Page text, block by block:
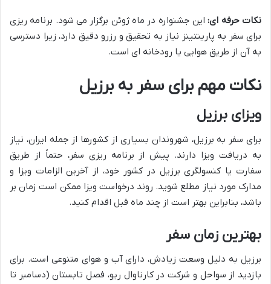
نکات حرفه ای:این جشنواره در ماه ژوئن برگزار می شود. برنامه ریزی
برای سفر به پارینتینز نیاز به تحقیق و رزرو دقیق دارد، زیرا دسترسی
به آن از طریق هوایی یا رودخانه ای است.
نکات مهم برای سفر به برزیل
ویزای برزیل
برای سفر به برزیل، شهروندان بسیاری از کشورها از جمله ایران، نیاز
به دریافت ویزا دارند. پیش از برنامه ریزی سفر، حتماً از طریق
سفارت یا کنسولگری برزیل در کشور خود، از آخرین الزامات ویزا و
مدارک مورد نیاز مطلع شوید. روند درخواست ویزا ممکن است زمان بر
باشد، بنابراین بهتر است از چند ماه قبل اقدام کنید.
بهترین زمان سفر
برزیل به دلیل وسعت زیادش، دارای آب و هوای متنوعی است. برای
بازدید از سواحل و شرکت در کارناوال ریو، فصل تابستان (دسامبر تا